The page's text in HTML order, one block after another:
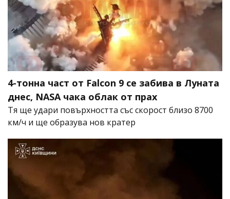
4-тонна част от Falcon 9 се забива в Луната
днес, NASA чака облак от прах
Тя ще удари повърхността със скорост близо 8700
км/ч и ще образува нов кратер